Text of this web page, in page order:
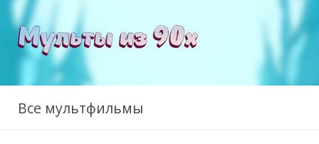
Все мультфильмы